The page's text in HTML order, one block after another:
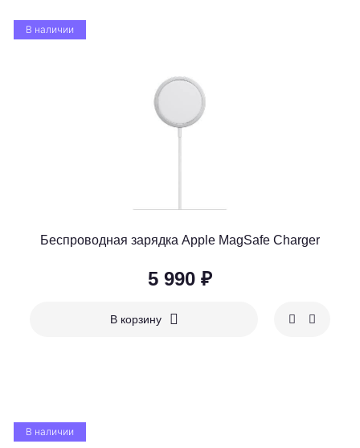
В наличии
Беспроводная зарядка Apple MagSafe Charger
5 990 ₽
В корзину
В наличии